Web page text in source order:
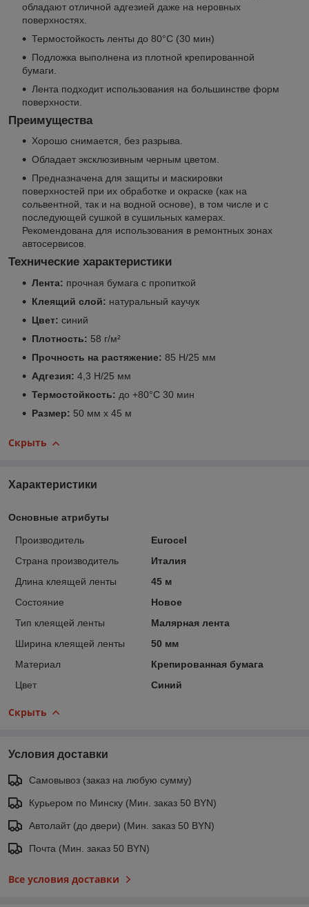
обладают отличной адгезией даже на неровных
поверхностях.
Термостойкость ленты до 80°С (30 мин)
Подложка выполнена из плотной крепированной
бумаги.
Лента подходит использования на большинстве форм
поверхности.
Преимущества
Хорошо снимается, без разрыва.
Обладает эксклюзивным черным цветом.
Предназначена для защиты и маскировки
поверхностей при их обработке и окраске (как на
сольвентной, так и на водной основе), в том числе и с
последующей сушкой в сушильных камерах.
Рекомендована для использования в ремонтных зонах
автосервисов.
Технические характеристики
Лента: прочная бумага с пропиткой
Клеящий слой: натуральный каучук
Цвет: синий
Плотность: 58 г/м²
Прочность на растяжение: 85 Н/25 мм
Адгезия: 4,3 Н/25 мм
Термостойкость: до +80°C 30 мин
Размер: 50 мм х 45 м
Скрыть
Характеристики
Основные атрибуты
Производитель
Eurocel
Страна производитель
Италия
Длина клеящей ленты
45 м
Состояние
Новое
Тип клеящей ленты
Малярная лента
Ширина клеящей ленты
50 мм
Материал
Крепированная бумага
Цвет
Синий
Скрыть
Условия доставки
Самовывоз (заказ на любую сумму)
Курьером по Минску (Мин. заказ 50 BYN)
Автолайт (до двери) (Мин. заказ 50 BYN)
Почта (Мин. заказ 50 BYN)
Все условия доставки